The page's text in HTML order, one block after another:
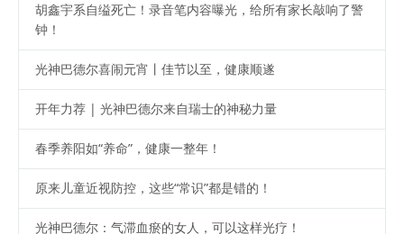
胡鑫宇系自缢死亡！录音笔内容曝光，给所有家长敲响了警
钟！
光神巴德尔喜闹元宵丨佳节以至，健康顺遂
开年力荐 | 光神巴德尔来自瑞士的神秘力量
春季养阳如“养命”，健康一整年！
原来儿童近视防控，这些“常识”都是错的！
光神巴德尔：气滞血瘀的女人，可以这样光疗！